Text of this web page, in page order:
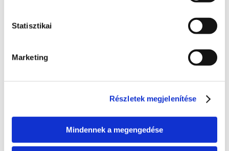
Statisztikai
Marketing
Részletek megjelenítése
Mindennek a megengedése
0 hozzászólás Időrendi sorrendbe rendezve
Státusz
melyik szakaszban tart.
Folyamatban